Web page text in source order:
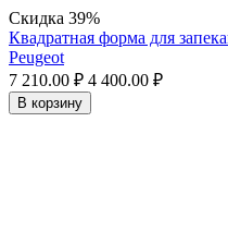
Скидка 39%
Квадратная форма для
Peugeot
7 210.00 ₽ 4 400.00 ₽
В корзину